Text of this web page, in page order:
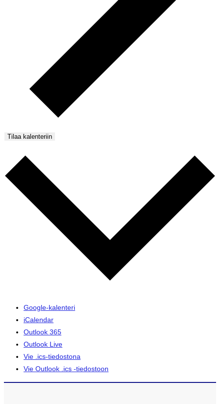
Tilaa kalenteriin
Google-kalenteri
iCalendar
Outlook 365
Outlook Live
Vie .ics-tiedostona
Vie Outlook .ics -tiedostoon